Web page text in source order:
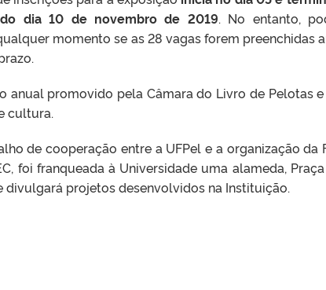
dia 10 de novembro de 2019. No entanto,
momento se as 28 vagas forem preenchidas
anual promovido pela Câmara do Livro de Pelotas
cultura.
de cooperação entre a UFPel e a organização da
foi franqueada à Universidade uma alameda, Praça
divulgará projetos desenvolvidos na Instituição.